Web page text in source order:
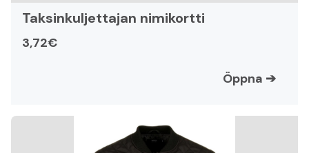
Taksinkuljettajan nimikortti
3,72€
Öppna ➔